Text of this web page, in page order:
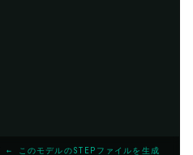
← このモデルのSTEPファイルを生成